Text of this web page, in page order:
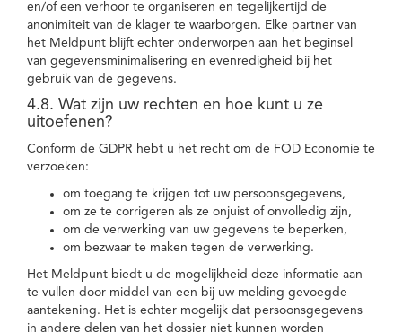
en/of een verhoor te organiseren en tegelijkertijd de
anonimiteit van de klager te waarborgen. Elke partner van
het Meldpunt blijft echter onderworpen aan het beginsel
van gegevensminimalisering en evenredigheid bij het
gebruik van de gegevens.
4.8. Wat zijn uw rechten en hoe kunt u ze
uitoefenen?
Conform de GDPR hebt u het recht om de FOD Economie te
verzoeken:
om toegang te krijgen tot uw persoonsgegevens,
om ze te corrigeren als ze onjuist of onvolledig zijn,
om de verwerking van uw gegevens te beperken,
om bezwaar te maken tegen de verwerking.
Het Meldpunt biedt u de mogelijkheid deze informatie aan
te vullen door middel van een bij uw melding gevoegde
aantekening. Het is echter mogelijk dat persoonsgegevens
in andere delen van het dossier niet kunnen worden